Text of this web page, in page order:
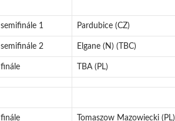
semifinále 1 Pardubice (CZ)
semifinále 2 Elgane (N) (TBC)
finále TBA (PL)
finále Tomaszow Mazowiecki (PL)